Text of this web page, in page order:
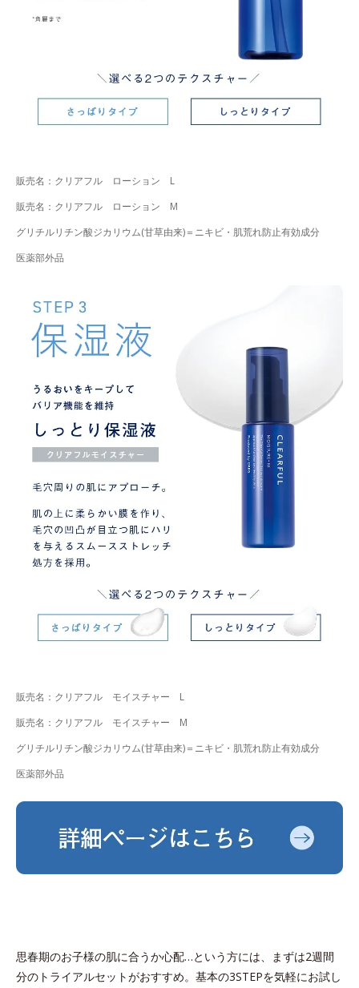
販売名：クリアフル ローション L
販売名：クリアフル ローション M
グリチルリチン酸ジカリウム(甘草由来)＝ニキビ・肌荒れ防止有効成分
医薬部外品
販売名：クリアフル モイスチャー L
販売名：クリアフル モイスチャー M
グリチルリチン酸ジカリウム(甘草由来)＝ニキビ・肌荒れ防止有効成分
医薬部外品
思春期のお子様の肌に合うか心配…という方には、まずは2週間
分のトライアルセットがおすすめ。基本の3STEPを気軽にお試し